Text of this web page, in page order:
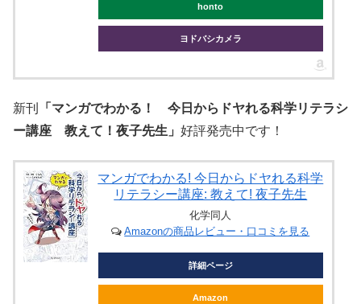
honto
ヨドバシカメラ
新刊
「マンガでわかる！ 今日からドヤれる科学リテラシ
ー講座 教えて！夜子先生」 好評発売中です！
マンガでわかる! 今日からドヤれる科学
リテラシー講座: 教えて! 夜子先生
化学同人
Amazonの商品レビュー・口コミを見る
詳細ページ
Amazon